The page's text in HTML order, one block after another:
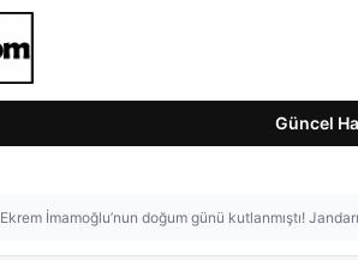
Güncel
Ekrem İmamoğlu’nun doğum günü kutlanmıştı!